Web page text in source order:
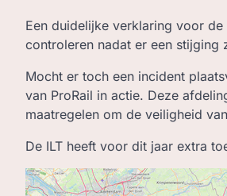
Een duidelijke verklaring voor
controleren nadat er een stijging
Mocht er toch een incident
van ProRail in actie. Deze
maatregelen om de veiligheid
De ILT heeft voor dit jaar extra